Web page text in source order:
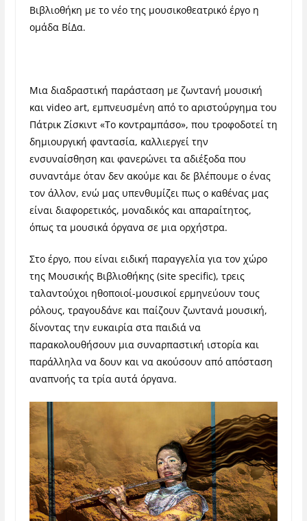
Βιβλιοθήκη με το νέο της μουσικοθεατρικό έργο η
ομάδα ΒίΔα.
Μια διαδραστική παράσταση με ζωντανή μουσική
και video art, εμπνευσμένη από το αριστούργημα του
Πάτρικ Ζίσκιντ «Το κοντραμπάσο», που τροφοδοτεί τη
δημιουργική φαντασία, καλλιεργεί την
ενσυναίσθηση και φανερώνει τα αδιέξοδα που
συναντάμε όταν δεν ακούμε και δε βλέπουμε ο ένας
τον άλλον, ενώ μας υπενθυμίζει πως ο καθένας μας
είναι διαφορετικός, μοναδικός και απαραίτητος,
όπως τα μουσικά όργανα σε μια ορχήστρα.
Στο έργο, που είναι ειδική παραγγελία για τον χώρο
της Μουσικής Βιβλιοθήκης (site specific), τρεις
ταλαντούχοι ηθοποιοί-μουσικοί ερμηνεύουν τους
ρόλους, τραγουδάνε και παίζουν ζωντανά μουσική,
δίνοντας την ευκαιρία στα παιδιά να
παρακολουθήσουν μια συναρπαστική ιστορία και
παράλληλα να δουν και να ακούσουν από απόσταση
αναπνοής τα τρία αυτά όργανα.